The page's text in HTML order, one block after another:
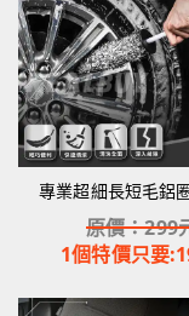
專業超細長短毛鋁
原價：299
1個特價只要: